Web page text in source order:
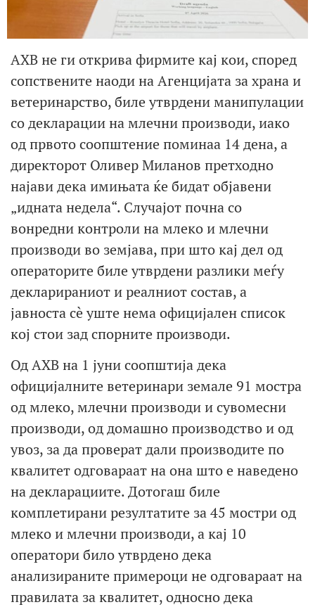
АХВ не ги открива фирмите кај кои, според
сопствените наоди на Агенцијата за храна и
ветеринарство, биле утврдени манипулации
со декларации на млечни производи, иако
од првото соопштение поминаа 14 дена, а
директорот Оливер Миланов претходно
најави дека имињата ќе бидат објавени
„идната недела“. Случајот почна со
вонредни контроли на млеко и млечни
производи во земјава, при што кај дел од
операторите биле утврдени разлики меѓу
декларираниот и реалниот состав, а
јавноста сè уште нема официјален список
кој стои зад спорните производи.
Од АХВ на 1 јуни соопштија дека
официјалните ветеринари земале 91 мостра
од млеко, млечни производи и сувомесни
производи, од домашно производство и од
увоз, за да проверат дали производите по
квалитет одговараат на она што е наведено
на декларациите. Дотогаш биле
комплетирани резултатите за 45 мостри од
млеко и млечни производи, а кај 10
оператори било утврдено дека
анализираните примероци не одговараат на
правилата за квалитет, односно дека